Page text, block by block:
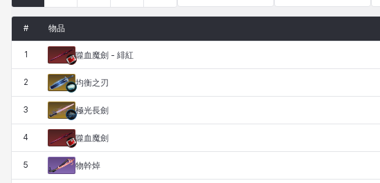
# 物品
1 噬血魔劍 - 緋紅
2 均衡之刃
3 極光長劍
4 噬血魔劍
5 物幹焯